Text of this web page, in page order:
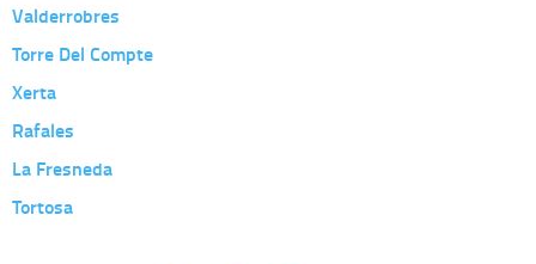
Valderrobres
Torre Del Compte
Xerta
Rafales
La Fresneda
Tortosa